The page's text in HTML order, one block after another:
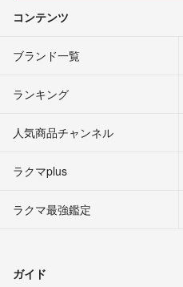
コンテンツ
ブランド一覧
ランキング
人気商品チャンネル
ラクマplus
ラクマ最強鑑定
ガイド